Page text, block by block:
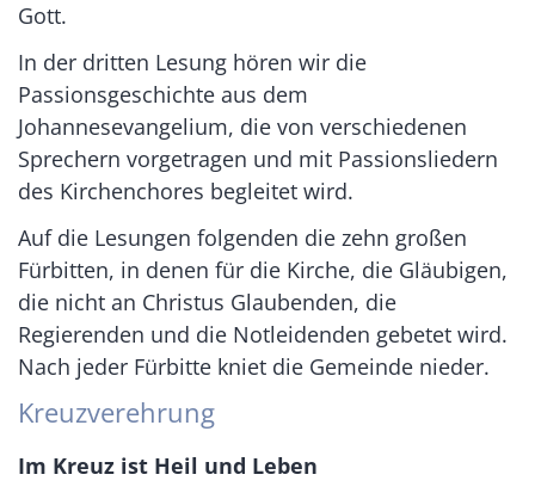
Gott.
In der dritten Lesung hören wir die
Passionsgeschichte aus dem
Johannesevangelium, die von verschiedenen
Sprechern vorgetragen und mit Passionsliedern
des Kirchenchores begleitet wird.
Auf die Lesungen folgenden die zehn großen
Fürbitten, in denen für die Kirche, die Gläubigen,
die nicht an Christus Glaubenden, die
Regierenden und die Notleidenden gebetet wird.
Nach jeder Fürbitte kniet die Gemeinde nieder.
Kreuzverehrung
Im Kreuz ist Heil und Leben